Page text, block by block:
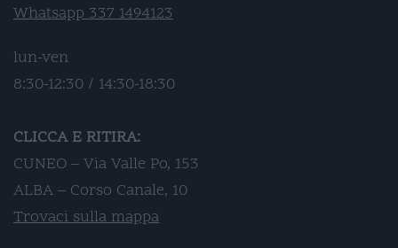
Whatsapp 337 1494123
lun-ven
8:30-12:30 / 14:30-18:30
CLICCA E RITIRA:
CUNEO – Via Valle Po, 153
ALBA – Corso Canale, 10
Trovaci sulla mappa